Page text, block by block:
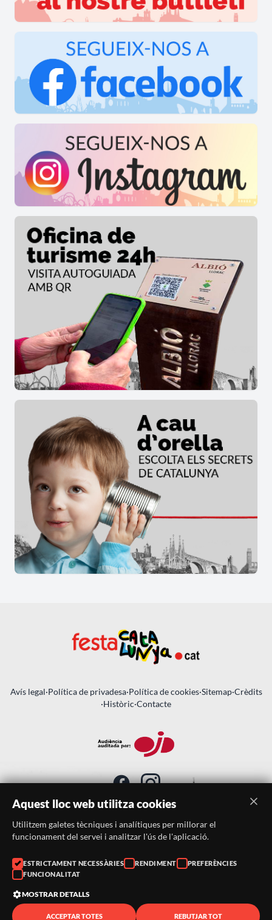
Avís legal·Política de privadesa·Política de cookies·Sitemap·Crèdits
·Històric·Contacte
SUBSCRIU-TE AL BUTLLETÍ
Telèfon:
938046359
Correu:
Aquest lloc web utilitza cookies
Utilitzem galetes tècniques i analítiques per millorar el
funcionament del servei i analitzar l'ús de l'aplicació.
ESTRICTAMENT NECESSÀRIES RENDIMENT
PREFERÈNCIES
FUNCIONALITAT
MOSTRAR DETALLS
ACCEPTAR TOTES REBUTJAR TOT